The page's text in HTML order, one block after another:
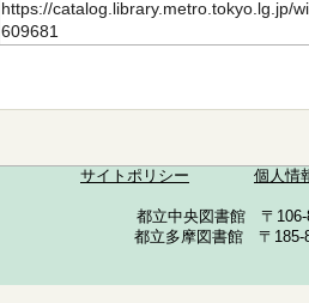
https://catalog.library.metro.tokyo.lg.jp/
609681
サイトポリシー 個人情
都立中央図書館 〒
都立多摩図書館 〒185-